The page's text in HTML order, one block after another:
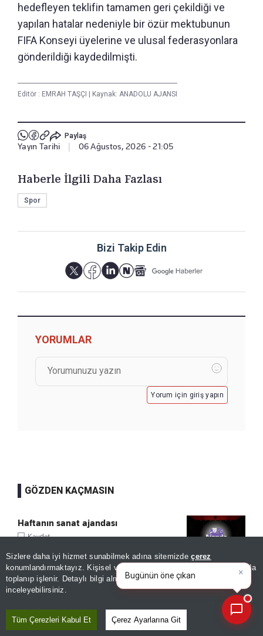
Sizlere daha iyi hizmet sunabilmek adına sitemizdeçerez
konumlandırmaktayız. Kişisel verileriniz, KVKK ve GDPR kapsamında
toplanıp işlenir. Detaylı bilgi almak içinAydınlatma Metnimizi
inceleyebilirsiniz.
Tüm Çerezleri Kabul Et Çerez Ayarlarına Git
hedefleyen teklifin tamamen geri çekildiği ve
yapılan hatalar nedeniyle bir özür mektubunun
FIFA Konseyi üyelerine ve ulusal federasyonlara
gönderildiği kaydedilmişti.
Editör : EMRAH TAŞÇI | Kaynak: ANADOLU AJANSI
Paylaş
Yayın Tarihi 06 Ağustos, 2026 - 21:05
Haberle İlgili Daha Fazlası
Spor
Bizi Takip Edin
YORUMLAR
Yorum için giriş yapın
GÖZDEN KAÇMASIN
Haftanın sanat ajandası
Kaydet
Sturm Graz'dan Fenerbahçe itirafı:
"Mümkün değil"
Kaydet
×
Bugünün öne çıkan manşetleri
ve gelişmeleri neler?